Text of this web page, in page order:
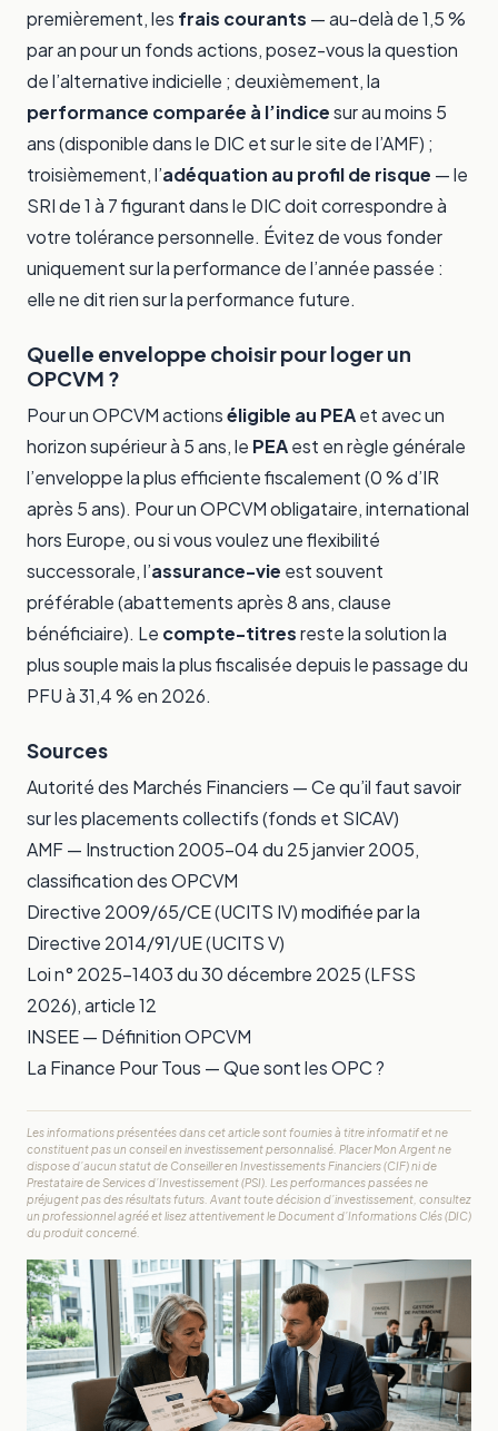
premièrement, les frais courants — au-delà de 1,5 %
par an pour un fonds actions, posez-vous la question
de l’alternative indicielle ; deuxièmement, la
performance comparée à l’indicesur au moins 5
ans (disponible dans le DIC et sur le site de l’AMF) ;
troisièmement, l’adéquation au profil de risque — le
SRI de 1 à 7 figurant dans le DIC doit correspondre à
votre tolérance personnelle. Évitez de vous fonder
uniquement sur la performance de l’année passée :
elle ne dit rien sur la performance future.
Quelle enveloppe choisir pour loger un
OPCVM ?
Pour un OPCVM actionséligible au PEAet avec un
horizon supérieur à 5 ans, le PEAest en règle générale
l’enveloppe la plus efficiente fiscalement (0 % d’IR
après 5 ans). Pour un OPCVM obligataire, international
hors Europe, ou si vous voulez une flexibilité
successorale, l’assurance-vie est souvent
préférable (abattements après 8 ans, clause
bénéficiaire). Le compte-titresreste la solution la
plus souple mais la plus fiscalisée depuis le passage du
PFU à 31,4 % en 2026.
Sources
Autorité des Marchés Financiers —Ce qu’il faut savoir
sur les placements collectifs (fonds et SICAV)
AMF — Instruction 2005-04 du 25 janvier 2005,
classification des OPCVM
Directive 2009/65/CE (UCITS IV) modifiée par la
Directive 2014/91/UE (UCITS V)
Loi n° 2025-1403 du 30 décembre 2025 (LFSS
2026), article 12
INSEE — Définition OPCVM
La Finance Pour Tous —Que sont les OPC ?
Les informations présentées dans cet article sont fournies à titre informatif et ne
constituent pas un conseil en investissement personnalisé. Placer Mon Argent ne
dispose d’aucun statut de Conseiller en Investissements Financiers (CIF) ni de
Prestataire de Services d’Investissement (PSI). Les performances passées ne
préjugent pas des résultats futurs. Avant toute décision d’investissement, consultez
un professionnel agréé et lisez attentivement le Document d’Informations Clés (DIC)
du produit concerné.